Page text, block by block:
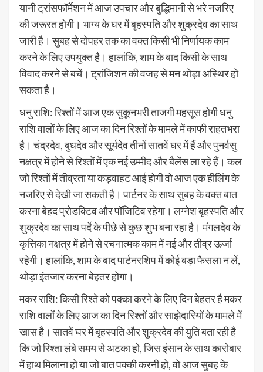
यानी ट्रांसफॉर्मेशन में आज उपचार और बुद्धिमानी से भरे नजरिए
की जरूरत होगी। भाग्य के घर में बृहस्पति और शुक्रदेव का साथ
जारी है। सुबह से दोपहर तक का वक्त किसी भी निर्णायक काम
करने के लिए उपयुक्त है। हालांकि, शाम के बाद किसी के साथ
विवाद करने से बचें। ट्रांजिशन की वजह से मन थोड़ा अस्थिर हो
सकता है।
धनु राशि: रिश्तों में आज एक सुकूनभरी ताजगी महसूस होगी धनु
राशि वालों के लिए आज का दिन रिश्तों के मामले में काफी राहतभरा
है। चंद्रदेव, बुधदेव और सूर्यदेव तीनों सातवें घर में हैं और पुनर्वसु
नक्षत्र में होने से रिश्तों में एक नई उम्मीद और बैलेंस ला रहे हैं। कल
जो रिश्तों में तीव्रता या कड़वाहट आई होगी वो आज एक हीलिंग के
नजरिए से देखी जा सकती है। पार्टनर के साथ सुबह के वक्त बात
करना बेहद प्रोडक्टिव और पॉजिटिव रहेगा। लग्नेश बृहस्पति और
शुक्रदेव का साथ पर्दे के पीछे से कुछ शुभ बना रहा है। मंगलदेव के
कृत्तिका नक्षत्र में होने से रचनात्मक काम में नई और तीव्र ऊर्जा
रहेगी। हालांकि, शाम के बाद पार्टनरशिप में कोई बड़ा फैसला न लें,
थोड़ा इंतजार करना बेहतर होगा।
मकर राशि: किसी रिश्ते को पक्का करने के लिए दिन बेहतर है मकर
राशि वालों के लिए आज का दिन रिश्तों और साझेदारियों के मामले में
खास है। सातवें घर में बृहस्पति और शुक्रदेव की युति बता रही है
कि जो रिश्ता लंबे समय से अटका हो, जिस इंसान के साथ कारोबार
में हाथ मिलाना हो या जो बात पक्की करनी हो, वो आज सुबह के